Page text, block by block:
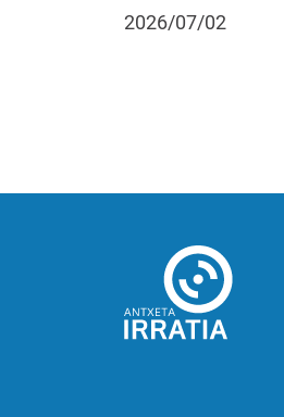
2026/07/02